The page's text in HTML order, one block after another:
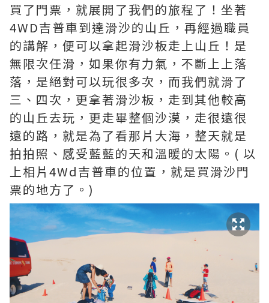
買了門票，就展開了我們的旅程了！坐著
4WD吉普車到達滑沙的山丘，再經過職員
的講解，便可以拿起滑沙板走上山丘！是
無限次任滑，如果你有力氣，不斷上上落
落，是絕對可以玩很多次，而我們就滑了
三、四次，更拿著滑沙板，走到其他較高
的山丘去玩，更走畢整個沙漠，走很遠很
遠的路，就是為了看那片大海，整天就是
拍拍照、感受藍藍的天和溫暖的太陽。( 以
上相片4Wd吉普車的位置，就是買滑沙門
票的地方了。)